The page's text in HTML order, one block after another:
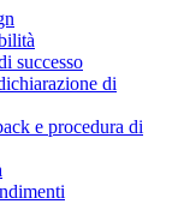
successo
di
e procedura di